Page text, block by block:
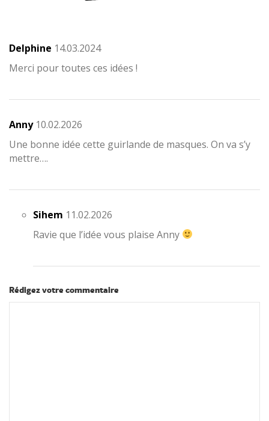
Delphine 14.03.2024
Merci pour toutes ces idées !
Anny 10.02.2026
Une bonne idée cette guirlande de masques. On va s’y
mettre….
Sihem 11.02.2026
Ravie que l’idée vous plaise Anny
Rédigez votre commentaire